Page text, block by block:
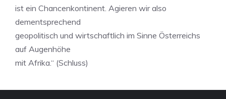
ist ein Chancenkontinent. Agieren wir also
dementsprechend
geopolitisch und wirtschaftlich im Sinne Österreichs
auf Augenhöhe
mit Afrika.“ (Schluss)